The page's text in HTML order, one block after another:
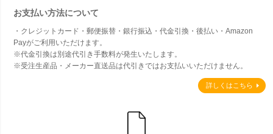
お支払い方法について
・クレジットカード・郵便振替・銀行振込・代金引換・後払い・Amazon
Payがご利用いただけます。
※代金引換は別途代引き手数料が発生いたします。
※受注生産品・メーカー直送品は代引きではお支払いいただけません。
詳しくはこちら